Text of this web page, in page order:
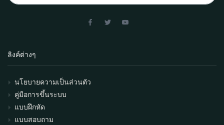
ลิงค์ต่างๆ
นโยบายความเป็นส่วนตัว
คู่มือการขึ้นระบบ
แบบฝึกหัด
แบบสอบถาม